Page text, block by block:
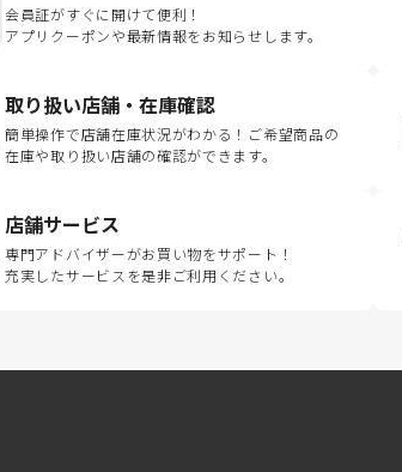
会員証がすぐに開けて便利！
アプリクーポンや最新情報をお知らせします。
取り扱い店舗・在庫確認
簡単操作で店舗在庫状況がわかる！ご希望商品の
在庫や取り扱い店舗の確認ができます。
店舗サービス
専門アドバイザーがお買い物をサポート！
充実したサービスを是非ご利用ください。